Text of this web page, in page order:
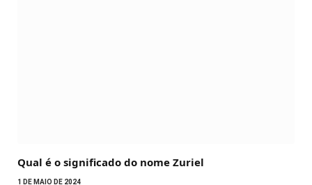
Qual é o significado do nome Zuriel
1 DE MAIO DE 2024